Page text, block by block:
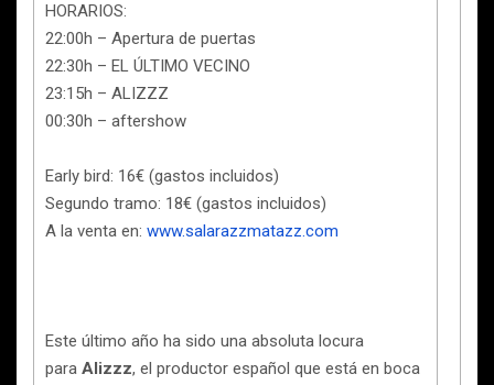
HORARIOS:
22:00h – Apertura de puertas
22:30h – EL ÚLTIMO VECINO
23:15h – ALIZZZ
00:30h – aftershow
Early bird: 16€ (gastos incluidos)
Segundo tramo: 18€ (gastos incluidos)
A la venta en: www.salarazzmatazz.com
Este último año ha sido una absoluta locura
para Alizzz, el productor español que está en boca